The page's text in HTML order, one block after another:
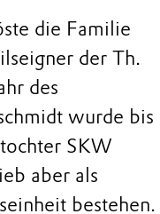
die Familie
der Th.
des
wurde bis
SKW
aber als
bestehen.